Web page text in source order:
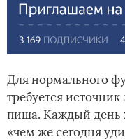
Для нормального
требуется
пища. Каждый день
«чем же сегодня